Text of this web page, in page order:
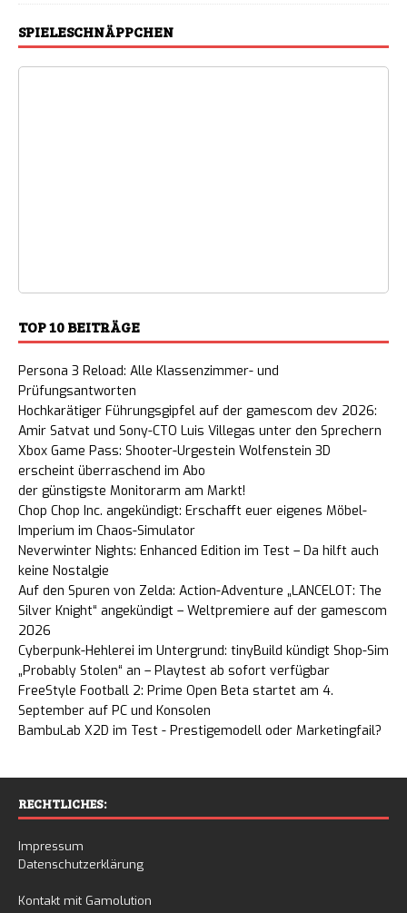
SPIELESCHNÄPPCHEN
TOP 10 BEITRÄGE
Persona 3 Reload: Alle Klassenzimmer- und
Prüfungsantworten
Hochkarätiger Führungsgipfel auf der gamescom dev 2026:
Amir Satvat und Sony-CTO Luis Villegas unter den Sprechern
Xbox Game Pass: Shooter-Urgestein Wolfenstein 3D
erscheint überraschend im Abo
der günstigste Monitorarm am Markt!
Chop Chop Inc. angekündigt: Erschafft euer eigenes Möbel-
Imperium im Chaos-Simulator
Neverwinter Nights: Enhanced Edition im Test – Da hilft auch
keine Nostalgie
Auf den Spuren von Zelda: Action-Adventure „LANCELOT: The
Silver Knight“ angekündigt – Weltpremiere auf der gamescom
2026
Cyberpunk-Hehlerei im Untergrund: tinyBuild kündigt Shop-Sim
„Probably Stolen“ an – Playtest ab sofort verfügbar
FreeStyle Football 2: Prime Open Beta startet am 4.
September auf PC und Konsolen
BambuLab X2D im Test - Prestigemodell oder Marketingfail?
RECHTLICHES:
Impressum
Datenschutzerklärung
Kontakt mit Gamolution